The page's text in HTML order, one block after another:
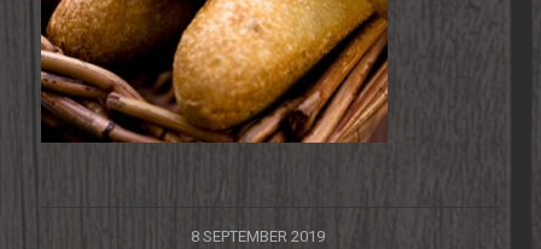
8 SEPTEMBER 2019
/